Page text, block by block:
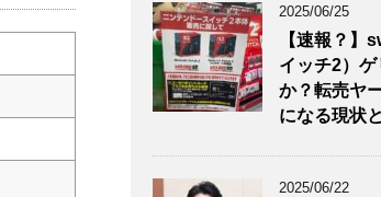
2025/06/25
【速報？】
イッチ2）
か？転売ヤ
になる現状
2025/06/22